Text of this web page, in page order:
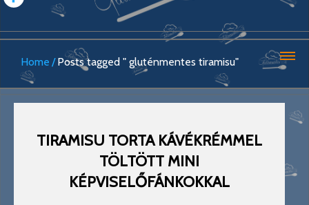
Home Posts tagged " gluténmentes tiramisu"
TIRAMISU TORTA KÁVÉKRÉMMEL
TÖLTÖTT MINI
KÉPVISELŐFÁNKOKKAL